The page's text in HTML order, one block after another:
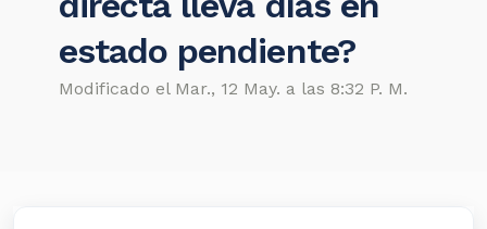
estado pendiente?
Modificado el Mar., 12 May. a las 8:32 P. M.